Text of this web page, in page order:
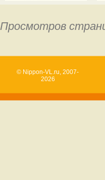
Просмотров
© Nippon-VL.ru, 2007-
2026